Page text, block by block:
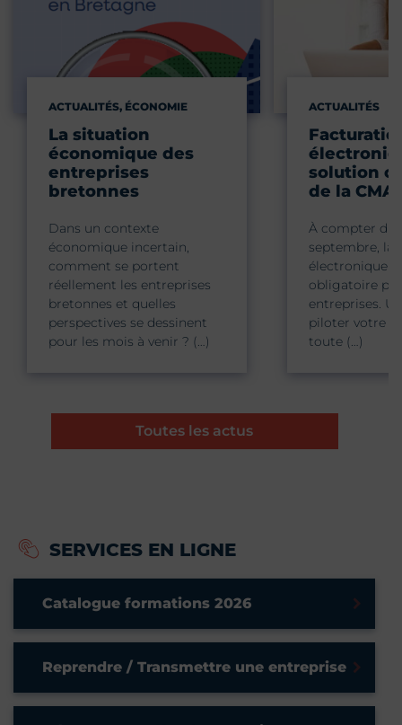
ACTUALITÉS, ÉCONOMIE
La situation
économique des
entreprises
bretonnes
Dans un contexte
économique incertain,
comment se portent
réellement les entreprises
bretonnes et quelles
perspectives se dessinent
pour les mois à venir ? (…)
ACTUALITÉS
solution
de la
À compter du
septembre, la
électronique
obligatoire
entreprises.
piloter votre
toute (…)
Toutes les actus
SERVICES EN LIGNE
Catalogue formations 2026
Reprendre / Transmettre une entreprise